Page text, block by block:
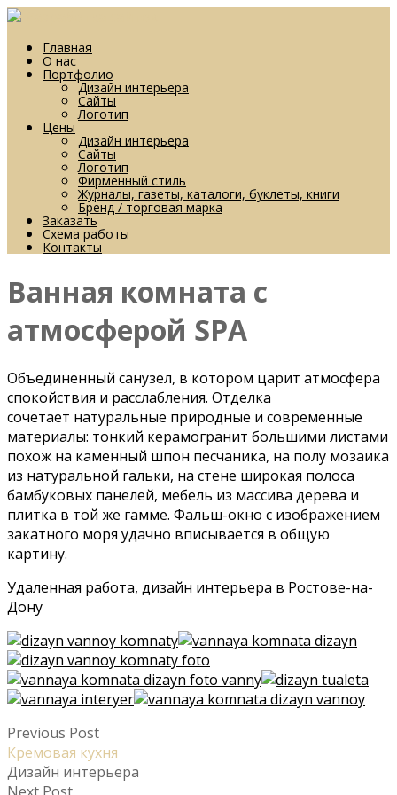
Главная
О нас
Портфолио
Дизайн интерьера
Сайты
Логотип
Цены
Дизайн интерьера
Сайты
Логотип
Фирменный стиль
Журналы, газеты, каталоги, буклеты, книги
Бренд / торговая марка
Заказать
Схема работы
Контакты
Ванная комната с
атмосферой SPA
Объединенный санузел, в котором царит атмосфера
спокойствия и расслабления. Отделка
сочетает натуральные природные и современные
материалы: тонкий керамогранит большими листами
похож на каменный шпон песчаника, на полу мозаика
из натуральной гальки, на стене широкая полоса
бамбуковых панелей, мебель из массива дерева и
плитка в той же гамме. Фальш-окно с изображением
закатного моря удачно вписывается в общую
картину.
Удаленная работа, дизайн интерьера в Ростове-на-
Дону
Previous Post
Кремовая кухня
Дизайн интерьера